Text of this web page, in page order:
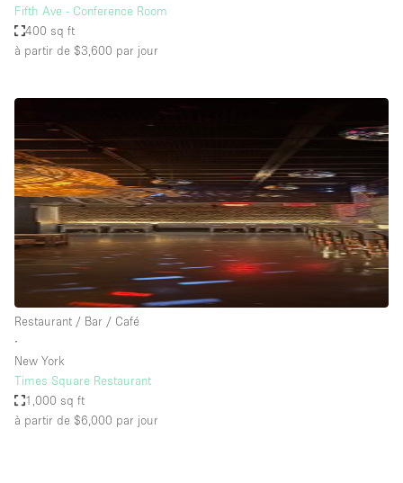
Fifth Ave - Conference Room
400 sq ft
à partir de $3,600 par jour
Restaurant / Bar / Café
∙
New York
Times Square Restaurant
1,000 sq ft
à partir de $6,000 par jour